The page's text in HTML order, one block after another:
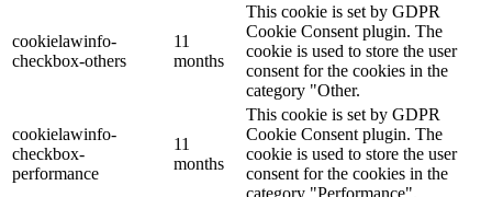
cookielawinfo-
checkbox-others
11
months
This cookie is set by GDPR
Cookie Consent plugin. The
cookie is used to store the user
consent for the cookies in the
category "Other.
cookielawinfo-
checkbox-
performance
11
months
This cookie is set by GDPR
Cookie Consent plugin. The
cookie is used to store the user
consent for the cookies in the
category "Performance".